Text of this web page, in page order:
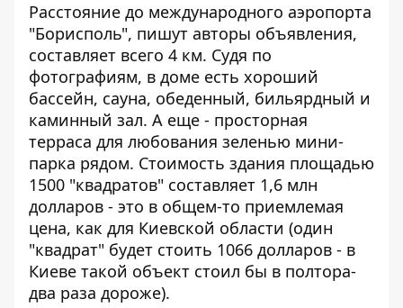
Расстояние до международного аэропорта
"Борисполь", пишут авторы объявления,
составляет всего 4 км. Судя по
фотографиям, в доме есть хороший
бассейн, сауна, обеденный, бильярдный и
каминный зал. А еще - просторная
терраса для любования зеленью мини-
парка рядом. Стоимость здания площадью
1500 "квадратов" составляет 1,6 млн
долларов - это в общем-то приемлемая
цена, как для Киевской области (один
"квадрат" будет стоить 1066 долларов - в
Киеве такой объект стоил бы в полтора-
два раза дороже).